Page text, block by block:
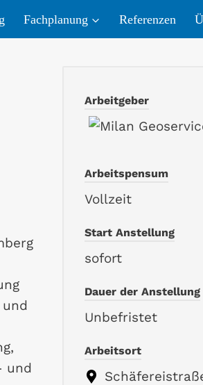
Fach­pla­nung Refe­ren­zen
und
Arbeitgeber
Arbeitspensum
Vollzeit
Start Anstellung
sofort
Dauer der Anstellung
Unbefristet
Arbeitsort